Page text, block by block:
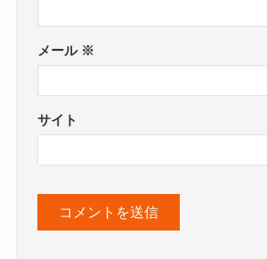
メール ※
サイト